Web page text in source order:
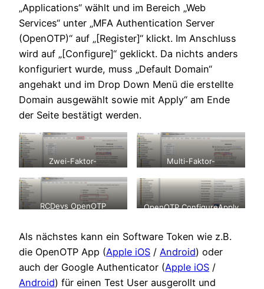
„Applications“ wählt und im Bereich „Web
Services“ unter „MFA Authentication Server
(OpenOTP)“ auf „[Register]“ klickt. Im Anschluss
wird auf „[Configure]“ geklickt. Da nichts anders
konfiguriert wurde, muss „Default Domain“
angehakt und im Drop Down Menü die erstellte
Domain ausgewählt sowie mit Apply“ am Ende
der Seite bestätigt werden.
Zwei-Faktor-
OpenOTP Registration
Multi-Faktor-
OpenOTP Configure
RCDevs OpenOTP
OpenOTP ConfigureApply
Als nächstes kann ein Software Token wie z.B.
die OpenOTP App (Apple iOS / Android) oder
auch der Google Authenticator (Apple iOS /
Android) für einen Test User ausgerollt und